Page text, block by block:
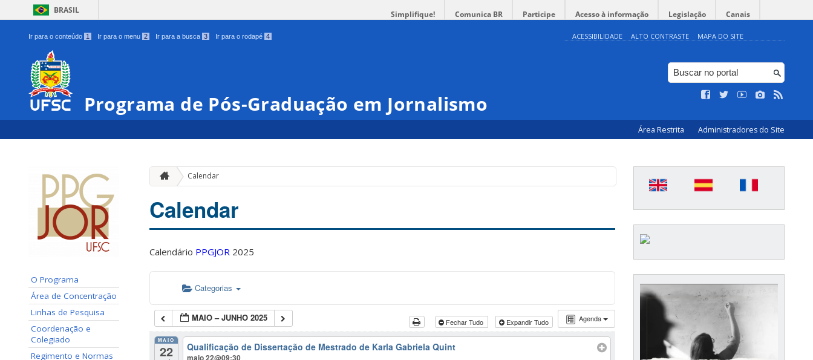
BRASIL Simplifique! Comunica BR Participe Acesso à informação Legislação Canais
Ir para o conteúdo 1 Ir para o menu 2 Ir para a busca 3 Ir para o rodapé 4 ACESSIBILIDADE ALTO CONTRASTE MAPA DO SITE
Programa de Pós-Graduação em Jornalismo
Área Restrita Administradores do Site
O Programa
Área de Concentração
Linhas de Pesquisa
Coordenação e
Colegiado
Regimento e Normas
Calendar
Calendar
Calendário PPGJOR 2025
Categorias
Agenda
MAIO – JUNHO 2025 Fechar Tudo Expandir Tudo
MAIO
22 Qualificação de Dissertação de Mestrado de Karla Gabriela Quint
maio 22@09:30